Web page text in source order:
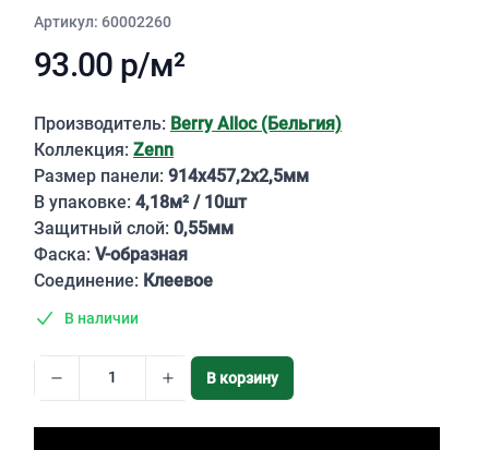
Aртикул: 60002260
93.00 р/м²
Описание
Производитель: Berry Alloc (Бельгия)
Коллекция: Zenn
Размер панели: 914х457,2х2,5мм
В упаковке: 4,18м² / 10шт
Защитный слой: 0,55мм
Фаска: V-образная
Соединение: Клеевое
В наличии
В корзину